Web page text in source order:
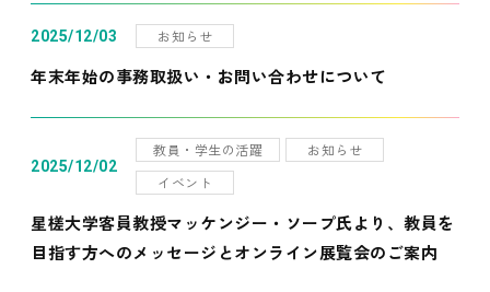
2025/12/03 お知らせ
年末年始の事務取扱い・お問い合わせについて
2025/12/02
教員・学生の活躍
お知らせ
イベント
星槎大学客員教授マッケンジー・ソープ氏より、教員を
目指す方へのメッセージとオンライン展覧会のご案内